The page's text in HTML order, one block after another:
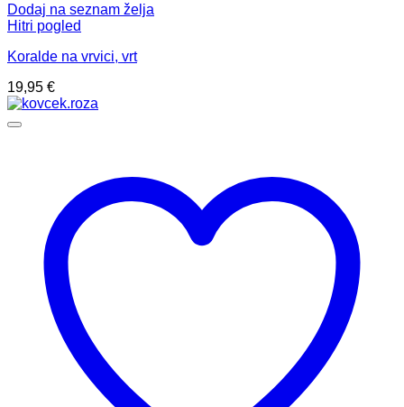
Dodaj na seznam želja
Hitri pogled
Koralde na vrvici, vrt
19,95 €